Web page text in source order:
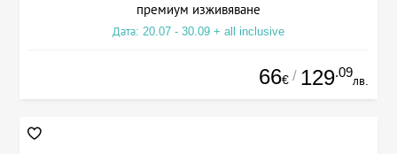
премиум изживяване
Дата: 20.07 - 30.09 + all inclusive
66€ / 129.09
лв.